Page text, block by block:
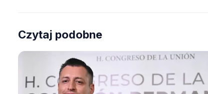
Czytaj podobne